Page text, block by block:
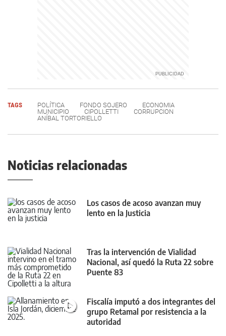
TAGS POLÍTICA FONDO SOJERO
ECONOMIA
MUNICIPIO
CIPOLLETTI
CORRUPCION
ANÍBAL TORTORIELLO
Noticias relacionadas
Los casos de acoso avanzan muy
lento en la Justicia
Tras la intervención de Vialidad
Nacional, así quedó la Ruta 22 sobre
Puente 83
Fiscalía imputó a dos integrantes del
grupo Retamal por resistencia a la
autoridad